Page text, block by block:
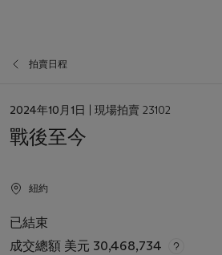
拍賣日程
日
2024年10月1日 | 現場拍賣 23102
戰後至今
紐約
已結束
成交總額 美元 30,468,734